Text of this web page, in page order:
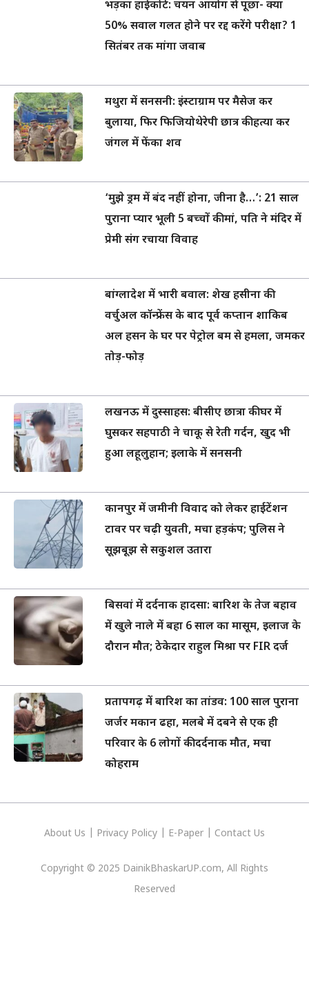
भड़का हाईकोर्ट: चयन आयोग से पूछा- क्या
50% सवाल गलत होने पर रद्द करेंगे परीक्षा? 1
सितंबर तक मांगा जवाब
मथुरा में सनसनी: इंस्टाग्राम पर मैसेज कर
बुलाया, फिर फिजियोथेरेपी छात्र की हत्या कर
जंगल में फेंका शव
‘मुझे ड्रम में बंद नहीं होना, जीना है…’: 21 साल
पुराना प्यार भूली 5 बच्चों की मां, पति ने मंदिर में
प्रेमी संग रचाया विवाह
बांग्लादेश में भारी बवाल: शेख हसीना की
वर्चुअल कॉन्फ्रेंस के बाद पूर्व कप्तान शाकिब
अल हसन के घर पर पेट्रोल बम से हमला, जमकर
तोड़-फोड़
लखनऊ में दुस्साहस: बीसीए छात्रा की घर में
घुसकर सहपाठी ने चाकू से रेती गर्दन, खुद भी
हुआ लहूलुहान; इलाके में सनसनी
कानपुर में जमीनी विवाद को लेकर हाईटेंशन
टावर पर चढ़ी युवती, मचा हड़कंप; पुलिस ने
सूझबूझ से सकुशल उतारा
बिसवां में दर्दनाक हादसा: बारिश के तेज बहाव
में खुले नाले में बहा 6 साल का मासूम, इलाज के
दौरान मौत; ठेकेदार राहुल मिश्रा पर FIR दर्ज
प्रतापगढ़ में बारिश का तांडव: 100 साल पुराना
जर्जर मकान ढहा, मलबे में दबने से एक ही
परिवार के 6 लोगों की दर्दनाक मौत, मचा
कोहराम
About Us Privacy Policy E-Paper Contact Us
Copyright © 2025 DainikBhaskarUP.com, All Rights
Reserved